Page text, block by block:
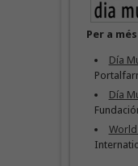
Per a
Día
Día
World